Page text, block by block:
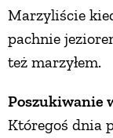
Marzyliście
pachnie
też marzyłem.
Poszukiwanie
Któregoś dnia